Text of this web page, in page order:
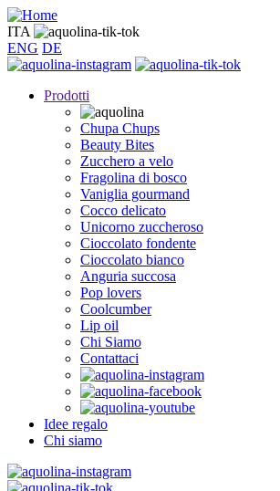
Salta
al
contenuto
principale
ITA
ENG DE
Prodotti
Chupa Chups
Beauty Bites
Zucchero a velo
Fragolina di bosco
Vaniglia gourmand
Cocco delicato
Unicorno zuccheroso
Cioccolato fondente
Cioccolato bianco
Anguria succosa
Pop lovers
Coolcumber
Lip oil
Chi Siamo
Contattaci
Idee regalo
Chi siamo